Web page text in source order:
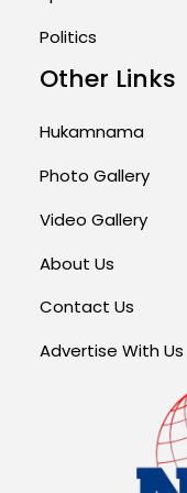
Politics
Other Links
Hukamnama
Photo Gallery
Video Gallery
About Us
Contact Us
Advertise With Us